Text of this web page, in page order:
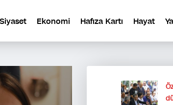
Siyaset Ekonomi Hafıza Kartı Hayat